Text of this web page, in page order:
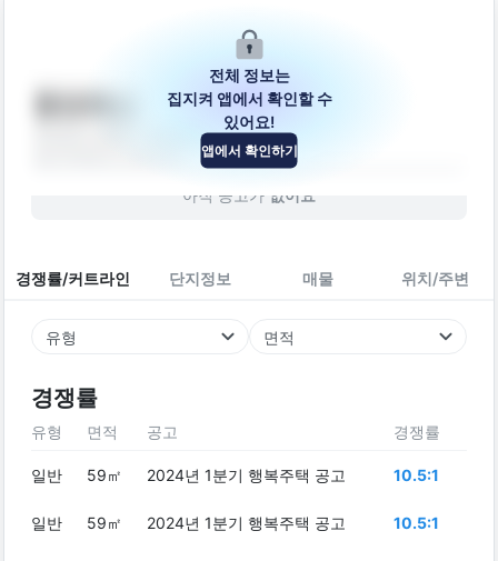
경상남도 통영시 북신로 3
아직 공고가 없어요
경쟁률/커트라인 단지정보 매물 위치/주변
유형 면적
경쟁률
전체 정보는
집지켜 앱에서 확인할 수
있어요!
앱에서 확인하기
유형 면적 공고 경쟁률
일반 59㎡ 2024년 1분기 행복주택 공고 10.5:1
일반 59㎡ 2024년 1분기 행복주택 공고 10.5:1